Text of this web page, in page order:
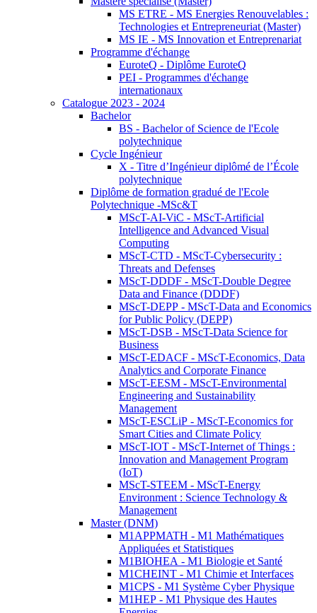
MS ETRE - MS Energies Renouvelables :
Technologies et Entrepreneuriat (Master)
MS IE - MS Innovation et Entreprenariat
Programme d'échange
EuroteQ - Diplôme EuroteQ
PEI - Programmes d'échange
internationaux
Catalogue 2023 - 2024
Bachelor
BS - Bachelor of Science de l'Ecole
polytechnique
Cycle Ingénieur
X - Titre d’Ingénieur diplômé de l’École
polytechnique
Diplôme de formation gradué de l'Ecole
Polytechnique -MSc&T
MScT-AI-ViC - MScT-Artificial
Intelligence and Advanced Visual
Computing
MScT-CTD - MScT-Cybersecurity :
Threats and Defenses
MScT-DDDF - MScT-Double Degree
Data and Finance (DDDF)
MScT-DEPP - MScT-Data and Economics
for Public Policy (DEPP)
MScT-DSB - MScT-Data Science for
Business
MScT-EDACF - MScT-Economics, Data
Analytics and Corporate Finance
MScT-EESM - MScT-Environmental
Engineering and Sustainability
Management
MScT-ESCLiP - MScT-Economics for
Smart Cities and Climate Policy
MScT-IOT - MScT-Internet of Things :
Innovation and Management Program
(IoT)
MScT-STEEM - MScT-Energy
Environment : Science Technology &
Management
Master (DNM)
M1APPMATH - M1 Mathématiques
Appliquées et Statistiques
M1BIOHEA - M1 Biologie et Santé
M1CHEINT - M1 Chimie et Interfaces
M1CPS - M1 Système Cyber Physique
M1HEP - M1 Physique des Hautes